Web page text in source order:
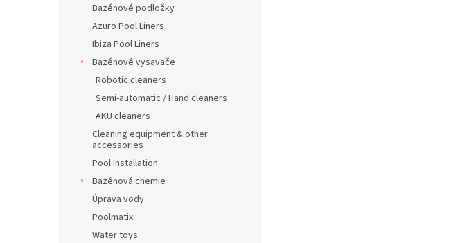
Bazénové podložky
Azuro Pool Liners
Ibiza Pool Liners
Bazénové vysavače
Robotic cleaners
Semi-automatic / Hand cleaners
AKU cleaners
Cleaning equipment & other
accessories
Pool Installation
Bazénová chemie
Úprava vody
Poolmatix
Water toys